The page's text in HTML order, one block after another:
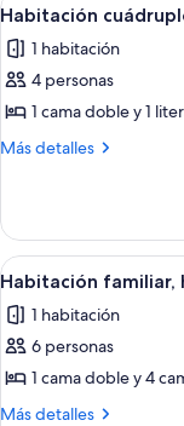
todas
las
fotos
de
Habitación
4
Habitación
1 habitación
4 personas
1 cama doble y 1
Más detalles
Más
cuádruple,
balcón
Ver
todas
las
fotos
de
Habitación
6
Habitación familiar,
1 habitación
6 personas
1 cama doble y 4
Más detalles
Más